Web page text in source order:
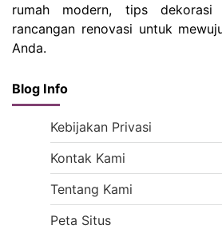
rumah modern, tips
rancangan renovasi untuk
Anda.
Blog Info
Kebijakan Privasi
Kontak Kami
Tentang Kami
Peta Situs